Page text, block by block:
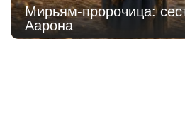
Мирьям-пророчица:
Аарона